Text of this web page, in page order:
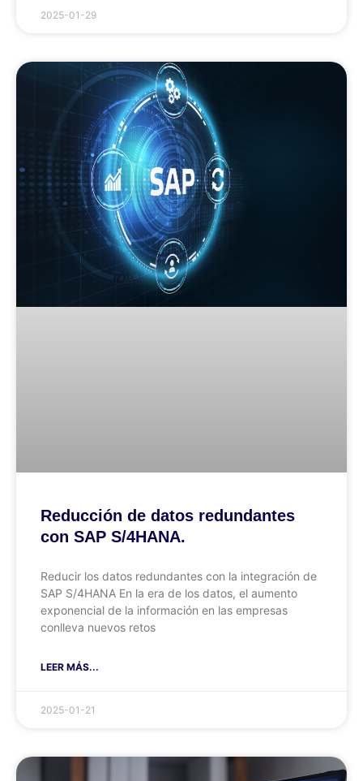
2025-01-29
Reducción de datos redundantes
con SAP S/4HANA.
Reducir los datos redundantes con la integración de
SAP S/4HANA En la era de los datos, el aumento
exponencial de la información en las empresas
conlleva nuevos retos
LEER MÁS...
2025-01-21